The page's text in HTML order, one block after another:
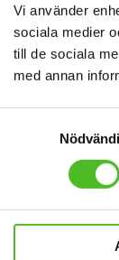
Vi använder
sociala medier
till de sociala
med annan
Terrier
med ett
Terrier.